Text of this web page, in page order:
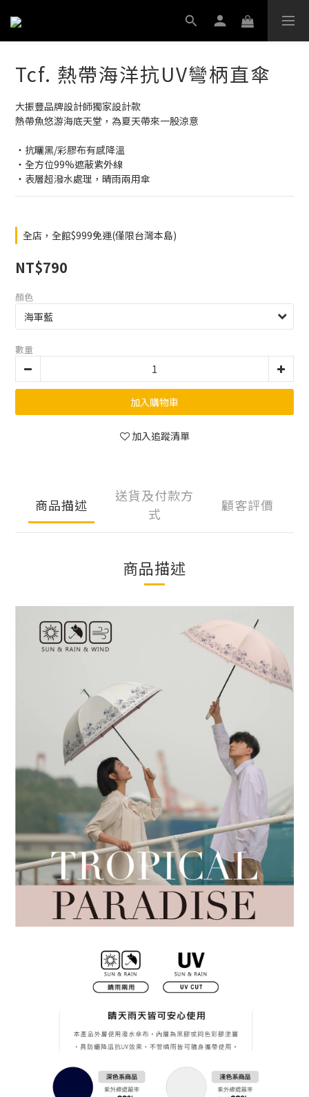
Tcf. 熱帶海洋抗UV彎柄直傘
大振豐品牌設計師獨家設計款
熱帶魚悠游海底天堂，為夏天帶來一股涼意
‧抗曬黑/彩膠布有感降溫
‧全方位99%遮蔽紫外線
‧表層超潑水處理，晴雨兩用傘
全店，全館$999免運(僅限台灣本島)
NT$790
顏色
數量
加入購物車
加入追蹤清單
商品描述
送貨及付款方
式
顧客評價
商品描述